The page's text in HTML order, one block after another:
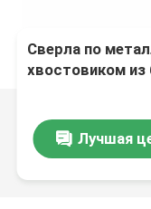
Сверла по
хвостовиком
получения
Лучшая